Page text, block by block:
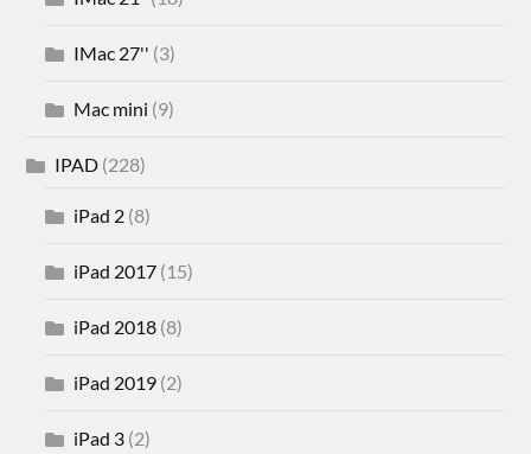
IMac 27'' (3)
Mac mini (9)
IPAD (228)
iPad 2 (8)
iPad 2017 (15)
iPad 2018 (8)
iPad 2019 (2)
iPad 3 (2)